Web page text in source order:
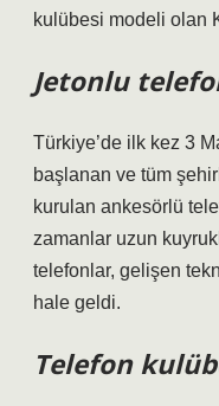
kulübesi modeli olan
Jetonlu
Türkiye’de ilk kez 3
başlanan ve tüm
kurulan ankesörlü
zamanlar uzun
telefonlar, gelişen
hale geldi.
Telefon